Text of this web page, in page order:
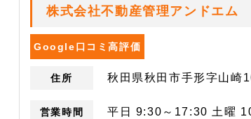
株式会社不動産管理アンドエム
Google口コミ高評価
住所 秋田県秋田市手形字山崎
営業時間 平日 9:30～17:30 土曜